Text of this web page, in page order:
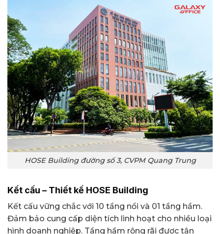
HOSE Building đường số 3, CVPM Quang Trung
Kết cấu – Thiết kế HOSE Building
Kết cấu vững chắc với 10 tầng nổi và 01 tầng hầm.
Đảm bảo cung cấp diện tích linh hoạt cho nhiều loại
hình doanh nghiệp. Tầng hầm rộng rãi được tận